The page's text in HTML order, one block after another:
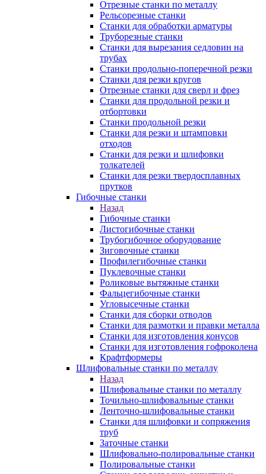
Отрезные станки по металлу
Рельсорезные станки
Станки для обработки арматуры
Труборезные станки
Станки для вырезания седловин на
трубаx
Станки продольно-поперечной резки
Станки для резки кругов
Отрезные станки для сверл и фрез
Станки для продольной резки и
отбортовки
Станки продольной резки
Станки для резки и штамповки
отходов
Станки для резки и шлифовки
толкателей
Станки для резки твердосплавных
прутков
Гибочные станки
Назад
Гибочные станки
Листогибочные станки
Трубогибочное оборудование
Зиговочные станки
Профилегибочные станки
Пуклевочные станки
Роликовые вытяжные станки
Фальцегибочные станки
Угловысечные станки
Станки для сборки отводов
Станки для размотки и правки металла
Станки для изготовления конусов
Станки для изготовления гофроколена
Крафтформеры
Шлифовальные станки по металлу
Назад
Шлифовальные станки по металлу
Точильно-шлифовальные станки
Ленточно-шлифовальные станки
Станки для шлифовки и сопряжения
труб
Заточные станки
Шлифовально-полировальные станки
Полировальные станки